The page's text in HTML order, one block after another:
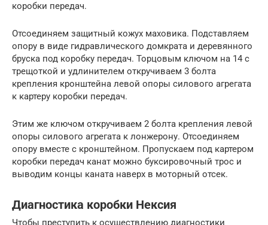
коробки передач.
Отсоединяем защитный кожух маховика. Подставляем
опору в виде гидравлического домкрата и деревянного
бруска под коробку передач. Торцовым ключом на 14 с
трещоткой и удлинителем откручиваем 3 болта
крепления кронштейна левой опоры силового агрегата
к картеру коробки передач.
Этим же ключом откручиваем 2 болта крепления левой
опоры силового агрегата к лонжерону. Отсоединяем
опору вместе с кронштейном. Пропускаем под картером
коробки передач канат можно буксировочный трос и
выводим концы каната наверх в моторный отсек.
Диагностика коробки Нексия
Чтобы преступить к осуществлению диагностики